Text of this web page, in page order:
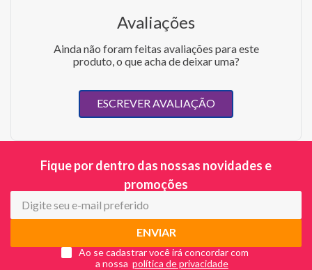
Avaliações
Ainda não foram feitas avaliações para este
produto, o que acha de deixar uma?
ESCREVER AVALIAÇÃO
Fique por dentro das nossas novidades e
promoções
ENVIAR
Ao se cadastrar você irá concordar com
a nossa